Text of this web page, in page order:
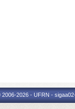
2026 - UFRN -